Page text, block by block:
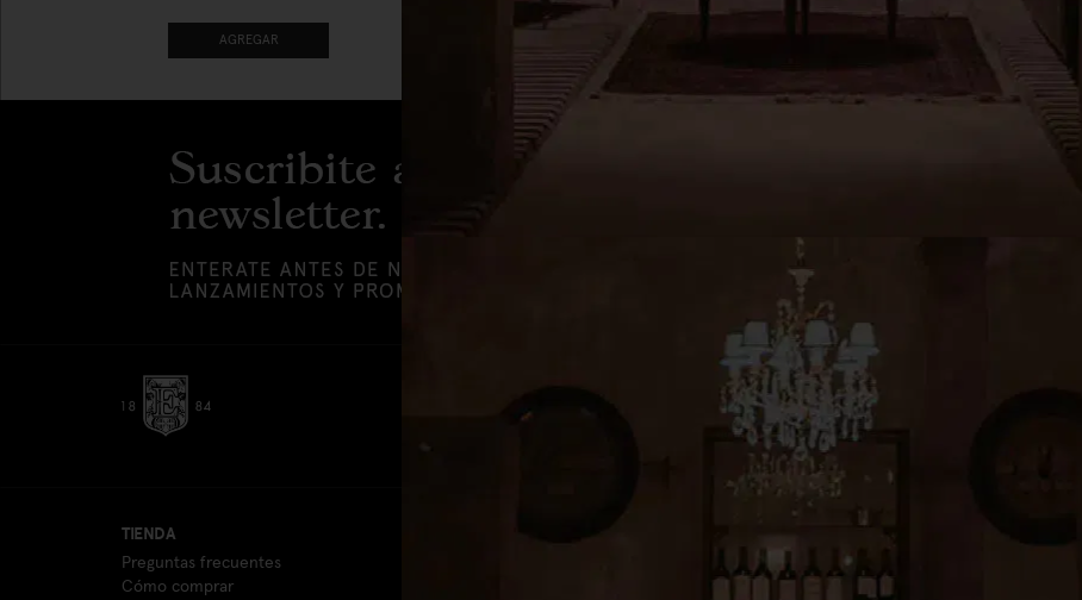
AGREGAR
ENVÍOS GRATIS A CABA Y GBA EN COMPRAS SUPERIORES A $46.000.
Al ingresar a este sitio confirmo que soy mayor de 18 años
TIENDA
Preguntas frecuentes
Cómo comprar